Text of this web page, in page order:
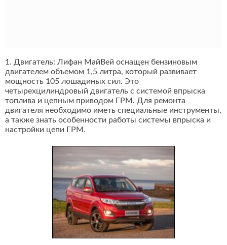
1. Двигатель: Лифан МайВей оснащен бензиновым
двигателем объемом 1,5 литра, который развивает
мощность 105 лошадиных сил. Это
четырехцилиндровый двигатель с системой впрыска
топлива и цепным приводом ГРМ. Для ремонта
двигателя необходимо иметь специальные инструменты,
а также знать особенности работы системы впрыска и
настройки цепи ГРМ.